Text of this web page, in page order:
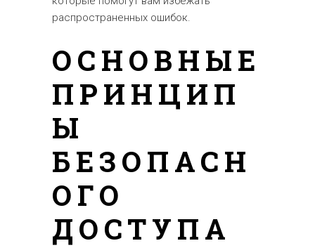
распространенных ошибок.
ОСНОВНЫЕ
ПРИНЦИП
Ы
БЕЗОПАСН
ОГО
ДОСТУПА